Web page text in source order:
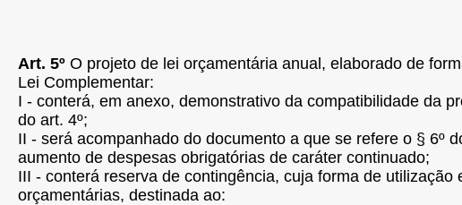
Art. 5º O projeto de lei orçamentária anual, elaborado de
Lei Complementar:
I - conterá, em anexo, demonstrativo da compatibilidade da
do art. 4º;
II - será acompanhado do documento a que se refere o § 6º
aumento de despesas obrigatórias de caráter continuado;
III - conterá reserva de contingência, cuja forma de
orçamentárias, destinada ao: